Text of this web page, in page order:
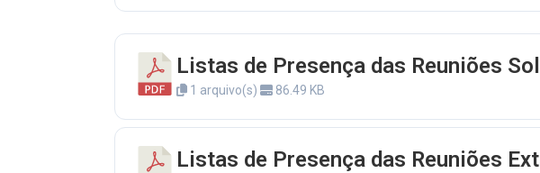
Listas de Presença das Reuniões
1 arquivo(s) 86.49 KB
Listas de Presença das Reuniões